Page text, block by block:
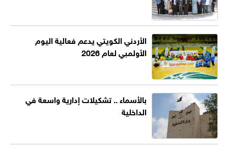
الأردني الكويتي يدعم فعالية اليوم
الأولمبي لعام 2026
بالأسماء .. تشكيلات إدارية واسعة في
الداخلية